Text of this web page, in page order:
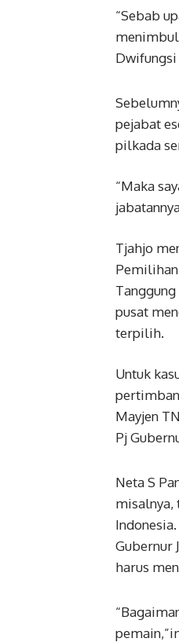
“Sebab
pejabat
pilkada
“Maka
Tjahjo
pusat
terpilih.
Untuk
Mayjen
Pj
Neta S
misalnya,
Gubernur
harus